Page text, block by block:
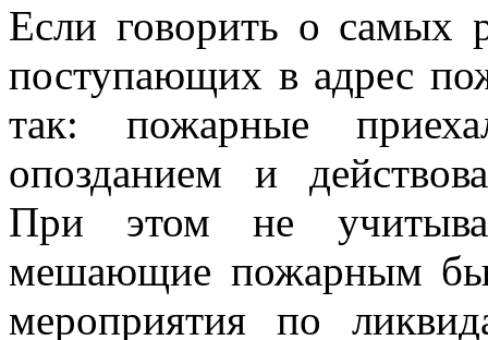
Если говорить о самых
поступающих в адрес
так: пожарные
опозданием и
При этом не
мешающие пожарным
мероприятия по